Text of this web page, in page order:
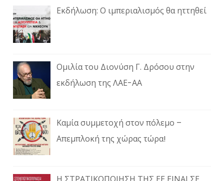
Εκδήλωση: Ο ιμπεριαλισμός θα ηττηθεί
Ομιλία του Διονύση Γ. Δρόσου στην
εκδήλωση της ΛΑΕ-ΑΑ
Καμία συμμετοχή στον πόλεμο –
Απεμπλοκή της χώρας τώρα!